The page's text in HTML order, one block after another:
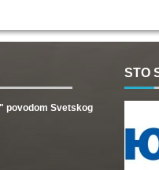
povodom Svetskog
STO